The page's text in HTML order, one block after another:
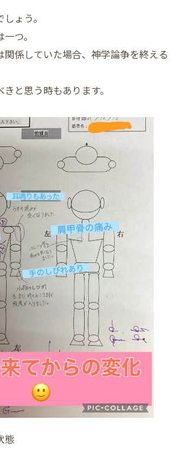
ょう。
つ。
関係していた場合、神学論争を終える
と思う時もあります。
態